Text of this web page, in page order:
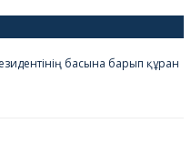
басына барып құран